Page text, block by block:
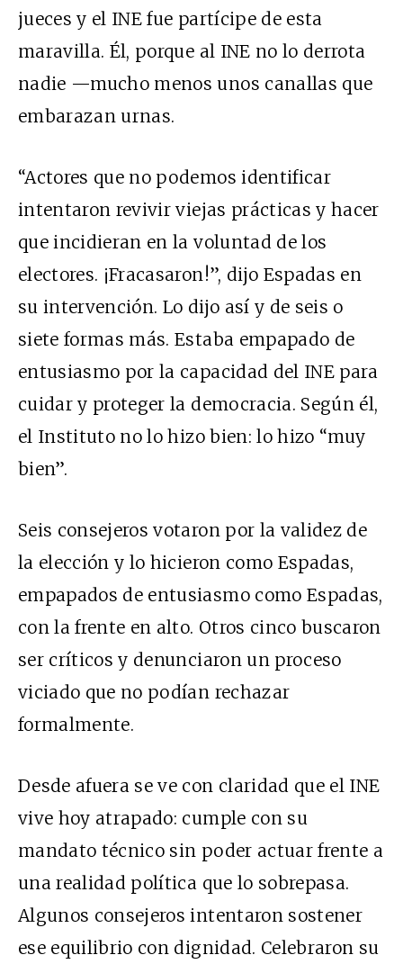
jueces y el INE fue partícipe de esta
maravilla. Él, porque al INE no lo derrota
nadie —mucho menos unos canallas que
embarazan urnas.
“Actores que no podemos identificar
intentaron revivir viejas prácticas y hacer
que incidieran en la voluntad de los
electores. ¡Fracasaron!”, dijo Espadas en
su intervención. Lo dijo así y de seis o
siete formas más. Estaba empapado de
entusiasmo por la capacidad del INE para
cuidar y proteger la democracia. Según él,
el Instituto no lo hizo bien: lo hizo “muy
bien”.
Seis consejeros votaron por la validez de
la elección y lo hicieron como Espadas,
empapados de entusiasmo como Espadas,
con la frente en alto. Otros cinco buscaron
ser críticos y denunciaron un proceso
viciado que no podían rechazar
formalmente.
Desde afuera se ve con claridad que el INE
vive hoy atrapado: cumple con su
mandato técnico sin poder actuar frente a
una realidad política que lo sobrepasa.
Algunos consejeros intentaron sostener
ese equilibrio con dignidad. Celebraron su